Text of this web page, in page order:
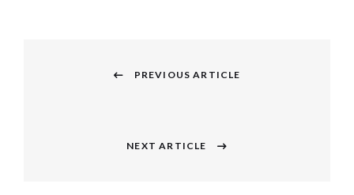
PREVIOUS ARTICLE
NEXT ARTICLE